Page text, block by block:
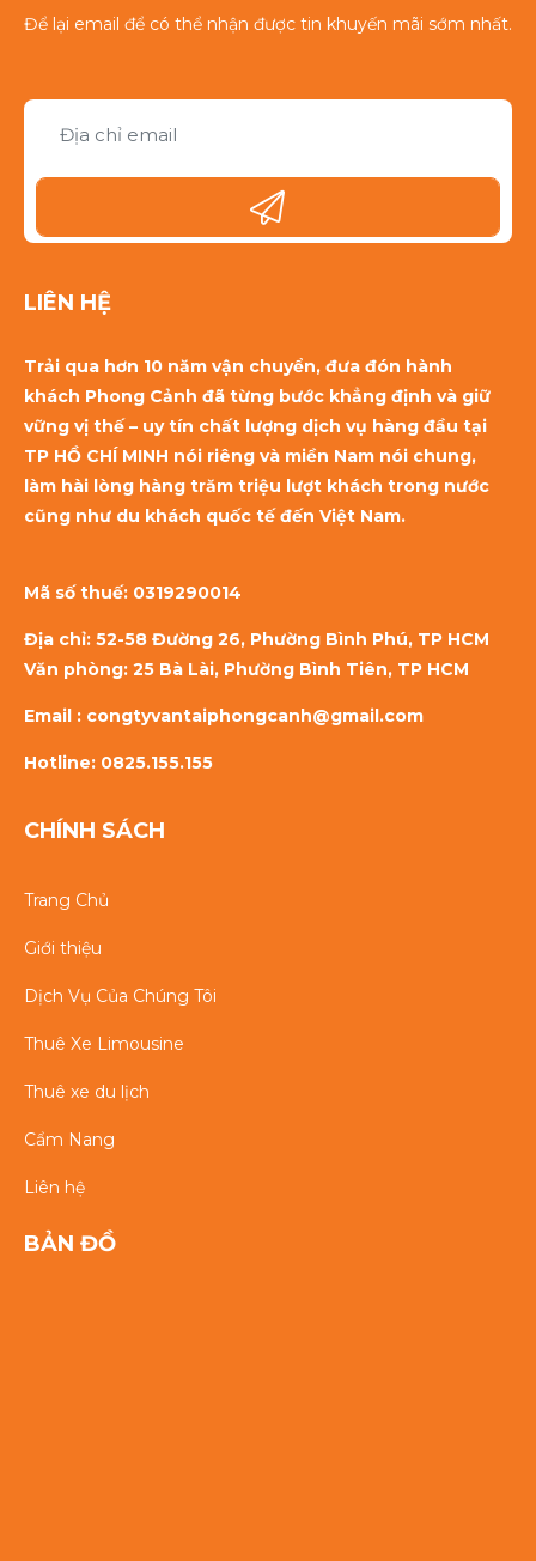
Để lại email để có thể nhận được tin khuyến mãi sớm nhất.
LIÊN HỆ
Trải qua hơn 10 năm vận chuyển, đưa đón hành
khách Phong Cảnh đã từng bước khẳng định và giữ
vững vị thế – uy tín chất lượng dịch vụ hàng đầu tại
TP HỒ CHÍ MINH nói riêng và miền Nam nói chung,
làm hài lòng hàng trăm triệu lượt khách trong nước
cũng như du khách quốc tế đến Việt Nam.
Mã số thuế: 0319290014
Địa chỉ: 52-58 Đường 26, Phường Bình Phú, TP HCM
Văn phòng: 25 Bà Lài, Phường Bình Tiên, TP HCM
Email : congtyvantaiphongcanh@gmail.com
Hotline: 0825.155.155
CHÍNH SÁCH
Trang Chủ
Giới thiệu
Dịch Vụ Của Chúng Tôi
Thuê Xe Limousine
Thuê xe du lịch
Cẩm Nang
Liên hệ
BẢN ĐỒ